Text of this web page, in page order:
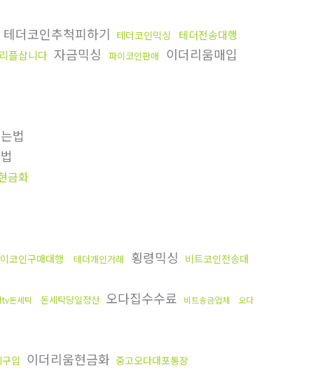
테더코인추척피하기 테더코인믹싱 테더전송대행
리플삽니다 자금믹싱 파이코인판매 이더리움매입
법
금화
코인구매대행 테더개인거래 횡령믹싱 비트코인전송대
tv돈세탁 돈세탁당일정산 오다집수수료 비트송금업체
오다
입 이더리움현금화 중고오다대포통장